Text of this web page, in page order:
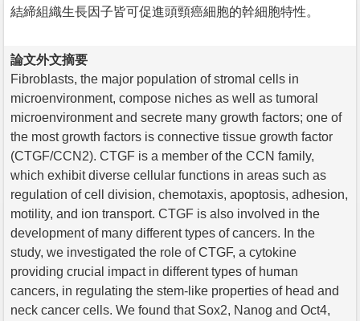
結締組織生長因子皆可促進頭頸癌細胞的幹細胞特性。
論文外文摘要
Fibroblasts, the major population of stromal cells in
microenvironment, compose niches as well as tumoral
microenvironment and secrete many growth factors; one of
the most growth factors is connective tissue growth factor
(CTGF/CCN2). CTGF is a member of the CCN family,
which exhibit diverse cellular functions in areas such as
regulation of cell division, chemotaxis, apoptosis, adhesion,
motility, and ion transport. CTGF is also involved in the
development of many different types of cancers. In the
study, we investigated the role of CTGF, a cytokine
providing crucial impact in different types of human
cancers, in regulating the stem-like properties of head and
neck cancer cells. We found that Sox2, Nanog and Oct4,